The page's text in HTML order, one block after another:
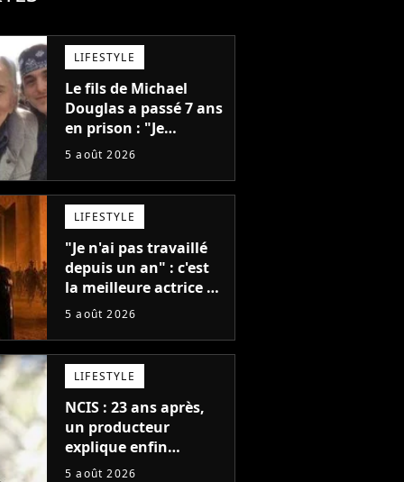
LIFESTYLE
Le fils de Michael
Douglas a passé 7 ans
en prison : "Je
distribuais des joints
5 août 2026
LIFESTYLE
"Je n'ai pas travaillé
depuis un an" : c'est
la meilleure actrice de
L'Odyssée, mais
donner de rôle au
cinéma
5 août 2026
LIFESTYLE
NCIS : 23 ans après,
un producteur
explique enfin
l'origine de l'idée la
5 août 2026